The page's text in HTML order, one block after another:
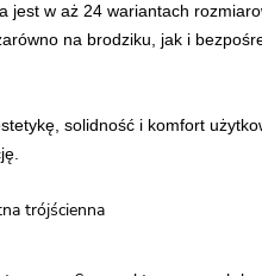
jest w aż 24 wariantach
na brodziku, jak i
solidność i komfort
trójścienna